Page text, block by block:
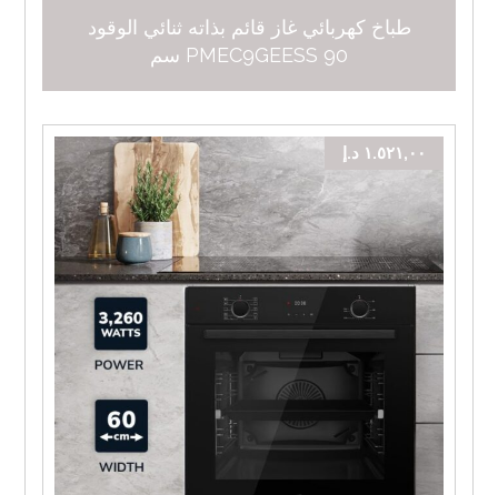
طباخ كهربائي غاز قائم بذاته ثنائي الوقود
PMEC9GEESS 90 سم
١.٥٢١,٠٠ د.إ